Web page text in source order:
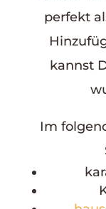
perfekt
kannst
Im